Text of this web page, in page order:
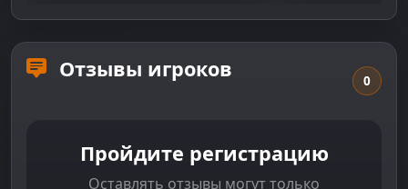
Отзывы игроков 0
Пройдите регистрацию
Оставлять отзывы могут только